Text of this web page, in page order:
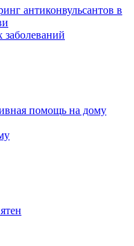
антиконвульсантов в
помощь на дому